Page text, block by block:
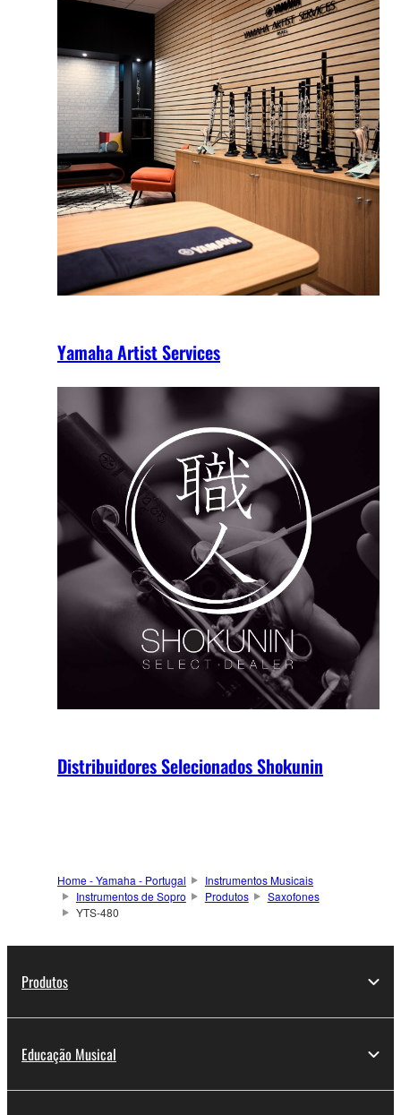
Yamaha Artist Services
Distribuidores Selecionados Shokunin
Home - Yamaha - Portugal
Instrumentos Musicais
Instrumentos de Sopro
Produtos
Saxofones
YTS-480
Produtos
Educação Musical